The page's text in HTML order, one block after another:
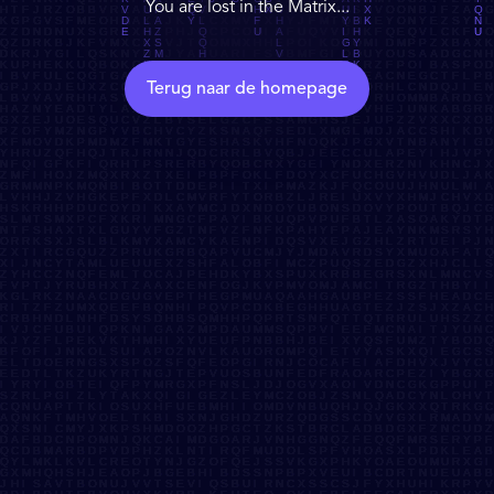
You are lost in the Matrix...
Terug naar de homepage